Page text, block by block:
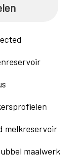
melkreservoir
maalwerk